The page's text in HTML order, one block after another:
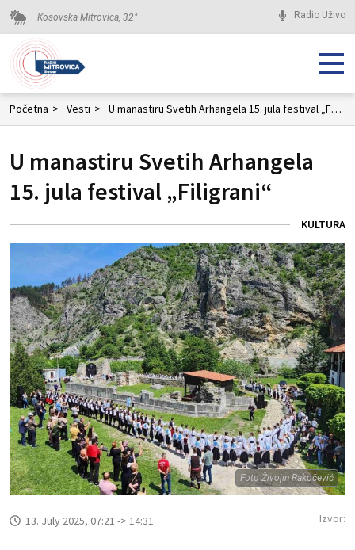
Kosovska Mitrovica, 32° Radio Uživo
Početna > Vesti > U manastiru Svetih Arhangela 15. jula festival „Filigrani“
U manastiru Svetih Arhangela
15. jula festival „Filigrani“
KULTURA
Foto Živojin Rakočević
13. July 2025, 07:21 -> 14:31 Izvor: